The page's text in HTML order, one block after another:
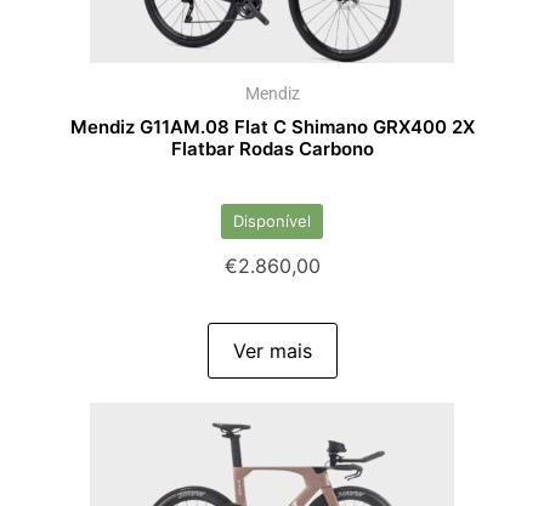
Mendiz
Mendiz G11AM.08 Flat C Shimano GRX400 2X
Flatbar Rodas Carbono
Disponível
€2.860,00
Ver mais